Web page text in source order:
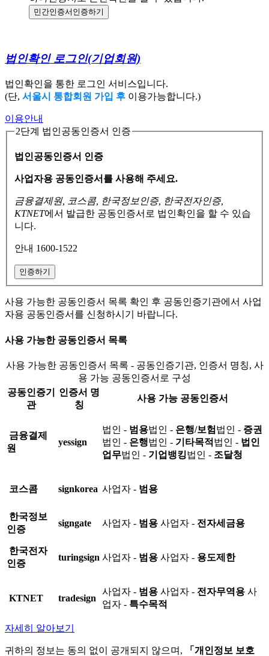
민간인증서 인증하기
법인확인 로그인(기업회원)
법인확인을 통한 로그인 서비스입니다.
(단, 서울시 통합회원 가입 후 이용가능합니다.)
이용안내
2단계 법인공동인증서 인증
법인공동인증서 인증
사업자용 공동인증서를 사용해 주세요.
금융결제원, 코스콤, 한국정보인증, 한국전자인증,
KTNET에서 발급한 공동인증서로 법인확인을 할 수 있습
니다.
안내 1600-1522
인증하기
사용 가능한 공동인증서 목록 확인 후 공동인증기관에서 사업
자용 공동인증서를 신청하시기 바랍니다.
사용 가능한 공동인증서 목록
사용 가능한 공동인증서 목록 - 공동인증기관, 인증서 명칭, 사
용 가능 공동인증서로 구성
공동인증기
관
인증서 명
칭
사용 가능 공동인증서
금융결제
원
yessign
법인 - 범용법인 - 은행/보험 법인 - 증권
법인 - 은행법인 - 기타목적 법인 - 법인
업무법인 - 기업뱅킹법인 - 조달청
코스콤 signkorea 사업자 - 범용
한국정보
인증
signgate 사업자 - 범용 사업자 - 전자세금용
한국전자
인증
turingsign 사업자 - 범용 사업자 - 용도제한
KTNET tradesign
사업자 - 범용 사업자 - 전자무역용 사
업자 - 특수목적
자세히 알아보기
귀하의 정보는 동의 없이 공개되지 않으며,
「개인정보 보호